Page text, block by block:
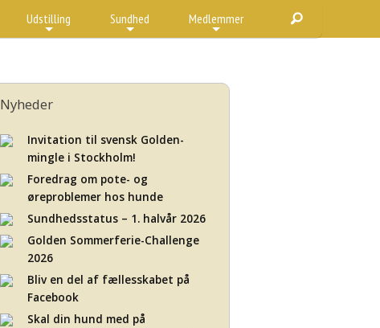
Udstilling Sundhed Medlemmer
Nyheder
Invitation til svensk Golden-
mingle i Stockholm!
Foredrag om pote- og
øreproblemer hos hunde
Sundhedsstatus – 1. halvår 2026
Golden Sommerferie-Challenge
2026
Bliv en del af fællesskabet på
Facebook
Skal din hund med på